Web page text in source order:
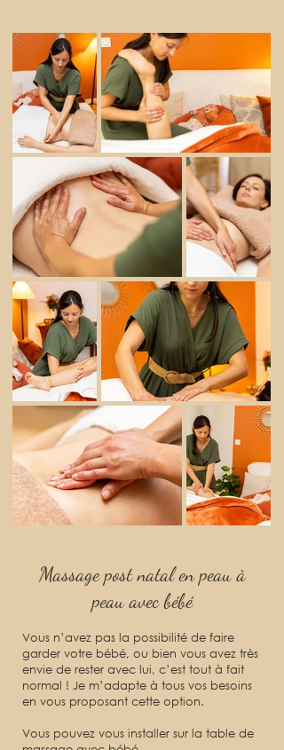
Massage post natal en peau à
peau avec bébé
Vous n’avez pas la possibilité de faire
garder votre bébé, ou bien vous avez très
envie de rester avec lui, c’est tout à fait
normal ! Je m’adapte à tous vos besoins
en vous proposant cette option.
Vous pouvez vous installer sur la table de